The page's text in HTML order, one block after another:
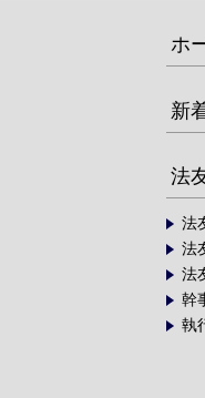
ホ
新
法
法
法
法
幹
執